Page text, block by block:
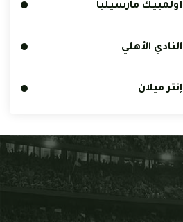
أولمبيك مارسيليا
النادي الأهلي
إنتر ميلان